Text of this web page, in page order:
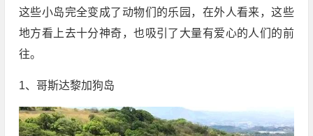
这些小岛完全变成了动物们的乐园，在外人看来，这些
地方看上去十分神奇，也吸引了大量有爱心的人们的前
往。
1、哥斯达黎加狗岛